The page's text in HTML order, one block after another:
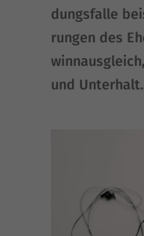
dungs­fal­le
run­gen des
und